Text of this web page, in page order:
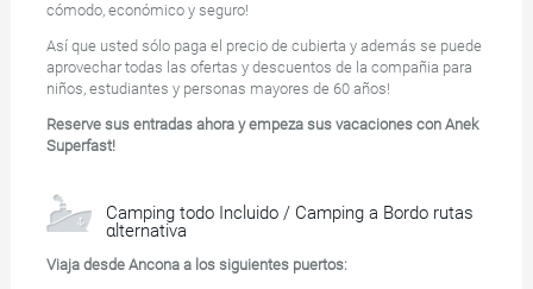
cómodo, económico y seguro!
Así que usted sólo paga el precio de cubierta y además se puede
aprovechar todas las ofertas y descuentos de la compañia para
niños, estudiantes y personas mayores de 60 años!
Reserve sus entradas ahora y empeza sus vacaciones con Anek
Superfast!
Camping todo Incluido / Camping a Bordo rutas
αlternativa
Viaja desde Ancona a los siguientes puertos: